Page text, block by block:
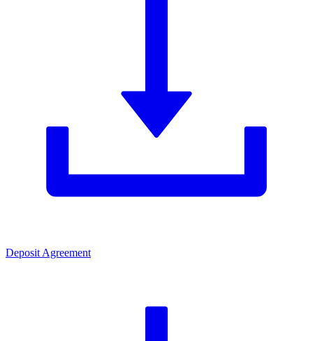
Deposit Agreement